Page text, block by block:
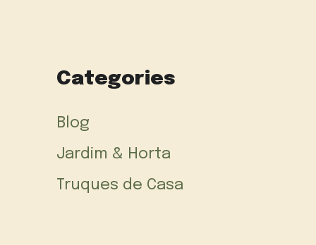
Categories
Blog
Jardim & Horta
Truques de Casa